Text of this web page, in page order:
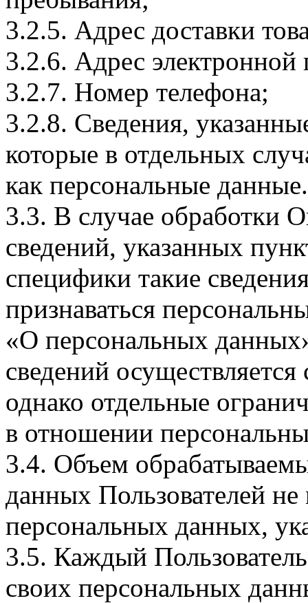
3.2.5. Адрес доставки
3.2.6. Адрес электронной
3.2.7. Номер телефона;
3.2.8. Сведения,
которые в отдельных
как персональные данные.
3.3. В случае обработки
сведений, указанных
специфики такие
признаваться
«О персональных
сведений
однако отдельные
в отношении
3.4. Объем
данных Пользователей
персональных данных,
3.5. Каждый
своих персональных